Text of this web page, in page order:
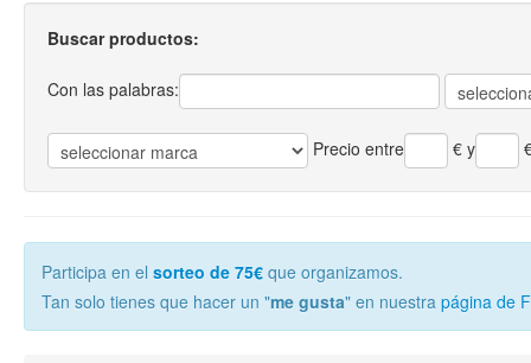
Buscar productos:
Con las palabras:
Precio entre €y
Participa en el sorteo de 75€ que organizamos.
Tan solo tienes que hacer un "me gusta" en nuestra página de